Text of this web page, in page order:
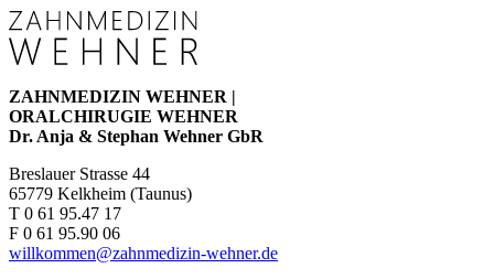
ZAHNMEDIZIN WEHNER |
ORALCHIRUGIE WEHNER
Dr. Anja & Stephan Wehner GbR
Breslauer Strasse 44
65779 Kelkheim (Taunus)
T 0 61 95.47 17
F 0 61 95.90 06
willkommen@zahnmedizin-wehner.de